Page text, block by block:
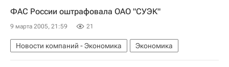
ФАС России оштрафовала ОАО "СУЭК"
9 марта 2005, 21:59 21
Новости компаний - Экономика Экономика